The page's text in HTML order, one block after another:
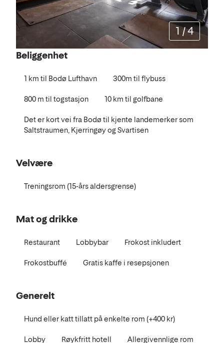
1 /4
Beliggenhet
1 km til Bodø Lufthavn 300m til flybuss
800 m til togstasjon 10 km til golfbane
Det er kort vei fra Bodø til kjente landemerker som
Saltstraumen, Kjerringøy og Svartisen
Velvære
Treningsrom (15-års aldersgrense)
Mat og drikke
Restaurant Lobbybar Frokost inkludert
Frokostbuffé Gratis kaffe i resepsjonen
Generelt
Hund eller katt tillatt på enkelte rom (+400 kr)
Lobby Røykfritt hotell Allergivennlige rom